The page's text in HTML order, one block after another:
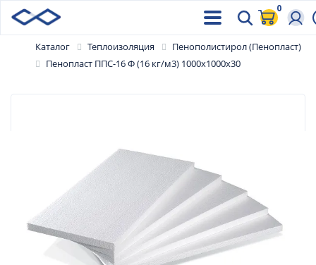
0
Каталог Теплоизоляция
Пенополистирол (Пенопласт)
Пенопласт ППС-16 Ф (16 кг/м3) 1000х1000х30